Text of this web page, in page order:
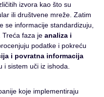
izvora kao što su
ili društvene mreže. Zatim
se informacije standardizuju,
Treća faza je analiza i
podatke i pokreću
i povratna informacija
sistem uči iz ishoda.
koje implementiraju